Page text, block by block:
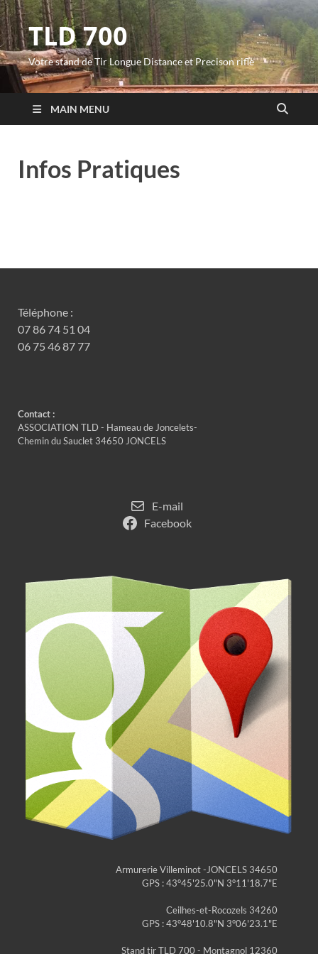
TLD 700
Votre stand de Tir Longue Distance et Precison rifle
MAIN MENU
Infos Pratiques
Téléphone :
07 86 74 51 04
06 75 46 87 77
Contact :
ASSOCIATION TLD - Hameau de Joncelets-
Chemin du Sauclet 34650 JONCELS
E-mail
Facebook
Armurerie Villeminot -JONCELS 34650
GPS : 43°45'25.0"N 3°11'18.7"E
Ceilhes-et-Rocozels 34260
GPS : 43°48'10.8"N 3°06'23.1"E
Stand tir TLD 700 - Montagnol 12360